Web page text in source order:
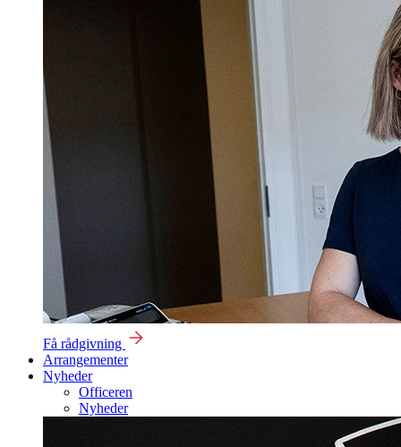
Få rådgivning
Arrangementer
Nyheder
Officeren
Nyheder